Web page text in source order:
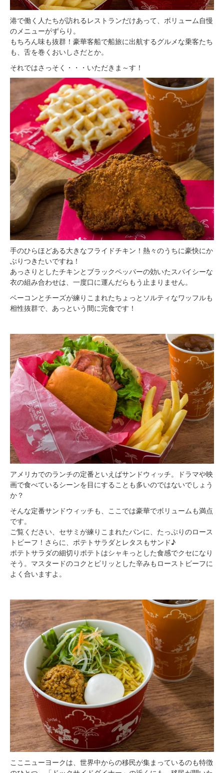
港で働く人たちが訪れるレストランだけあって、ボリューム自慢
のメニューがずらり。
もちろん味も抜群！豪華客船で船旅に出航するグルメな乗客たち
も、舌を巻くおいしさだとか。
それではさっそく・・・いただきま～す！
手のひらほどある大きなフライドチキン！熱々のうちに豪快にか
ぶりつきたいですね！
あっさりとしたチキンとブラックペッパーの効いたスパイシーな
衣の組み合わせは、一度口に運んだらもう止まりません。
ベーコンとチーズが練りこまれたちょっとソルティなワッフルも
相性抜群で、あっという間に完食です！
アメリカでのランチの定番といえばサンドウィッチ。ドラマや映
画で食べているシーンを目にすることも多いのではないでしょう
か？
そんな定番サンドウィッチも、ここでは豪華でボリュームも満点
です。
ご覧ください、セサミが練りこまれたパンに、たっぷりのロース
トビーフ！さらに、ポテトサラダとレタスもサンド♪
ポテトサラダの細切りポテトはシャキっとした食感でクセになり
そう。マスタードのコクとピリッとした辛みもローストビーフに
よく合いますよ。
ここニューヨークは、世界中からの移民が集まっているのも特徴